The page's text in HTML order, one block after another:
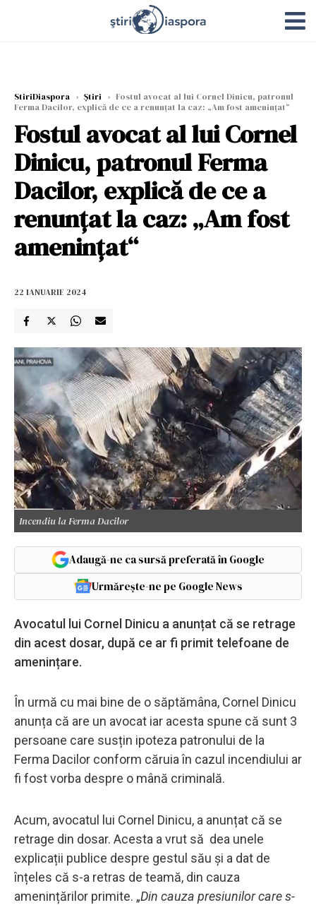
StiriDiaspora › Știri › Fostul avocat al lui Cornel Dinicu, patronul
Ferma Dacilor, explică de ce a renunțat la caz: „Am fost amenințat“
Fostul avocat al lui Cornel
Dinicu, patronul Ferma
Dacilor, explică de ce a
renunțat la caz: „Am fost
amenințat“
22 IANUARIE 2024
Incendiu la Ferma Dacilor
Adaugă-ne ca sursă preferată în Google
Urmărește-ne pe Google News
Avocatul lui Cornel Dinicu a anunțat că se retrage
din acest dosar, după ce ar fi primit telefoane de
amenințare.
În urmă cu mai bine de o săptămâna, Cornel Dinicu
anunța că are un avocat iar acesta spune că sunt 3
persoane care susțin ipoteza patronului de la
Ferma Dacilor conform căruia în cazul incendiului ar
fi fost vorba despre o mână criminală.
Acum, avocatul lui Cornel Dinicu, a anunțat că se
retrage din dosar. Acesta a vrut să dea unele
explicații publice despre gestul său și a dat de
înțeles că s-a retras de teamă, din cauza
amenințărilor primite. „Din cauza presiunilor care s-